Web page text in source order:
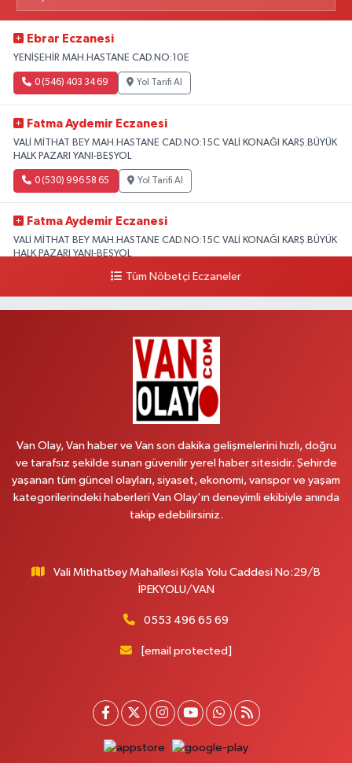
Ebrar Eczanesi
YENİŞEHİR MAH.HASTANE CAD.NO:10E
0 (546) 403 34 69 Yol Tarifi Al
Fatma Aydemir Eczanesi
VALİ MİTHAT BEY MAH.HASTANE CAD.NO:15C VALİ KONAĞI KARŞ.BÜYÜK
HALK PAZARI YANI-BEŞYOL
0 (530) 996 58 65 Yol Tarifi Al
Fatma Aydemir Eczanesi
VALİ MİTHAT BEY MAH.HASTANE CAD.NO:15C VALİ KONAĞI KARŞ.BÜYÜK
HALK PAZARI YANI-BEŞYOL
Yol Tarifi Al
CUMHURİYET MAH.ZÜBEYDE HANIM CAD.DIŞ KAPI NO:34 A lokman
Yol Tarifi Al
Hekimoğlu Eczanesi
0 (541) 147 65 65 Yol Tarifi Al
Koç Eczanesi
CUMHURİYET MAH.KONAK SK.NO:6
SÜPHAN MAH.İPEKYOLU CAD.NO:283G BAHÇEŞEHİR KOLEJİ KARŞISI-
0 (542) 378 02 68 Yol Tarifi Al
Tüm Nöbetçi Eczaneler
Van Olay, Van haber ve Van son dakika gelişmelerini hızlı, doğru
ve tarafsız şekilde sunan güvenilir yerel haber sitesidir. Şehirde
yaşanan tüm güncel olayları, siyaset, ekonomi, vanspor ve yaşam
kategorilerindeki haberleri Van Olay’ın deneyimli ekibiyle anında
takip edebilirsiniz.
Vali Mithatbey Mahallesi Kışla Yolu Caddesi No:29/B
İPEKYOLU/VAN
0553 496 65 69
[email protected]